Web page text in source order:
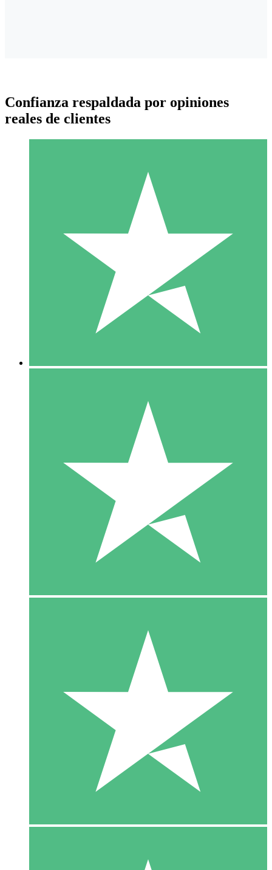
Paquetes de Créditos Individuales
Paga según el uso con créditos de descarga. Sin compromiso
10 00
10 Descargas
20 00
Confianza respaldada por opiniones
reales de clientes